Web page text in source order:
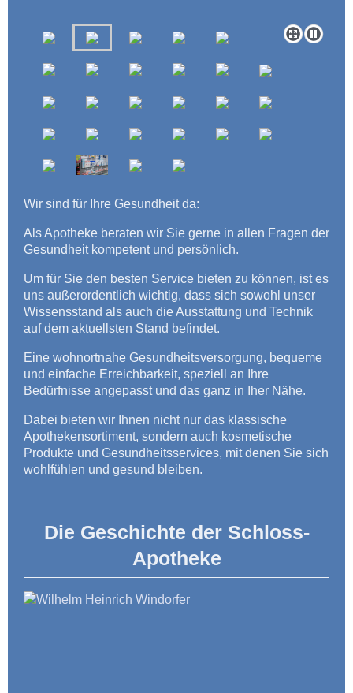
Wir sind für Ihre Gesundheit da:
Als Apotheke beraten wir Sie gerne in allen Fragen der
Gesundheit kompetent und persönlich.
Um für Sie den besten Service bieten zu können, ist es
uns außerordentlich wichtig, dass sich sowohl unser
Wissensstand als auch die Ausstattung und Technik
auf dem aktuellsten Stand befindet.
Eine wohnortnahe Gesundheitsversorgung, bequeme
und einfache Erreichbarkeit, speziell an Ihre
Bedürfnisse angepasst und das ganz in Iher Nähe.
Dabei bieten wir Ihnen nicht nur das klassische
Apothekensortiment, sondern auch kosmetische
Produkte und Gesundheitsservices, mit denen Sie sich
wohlfühlen und gesund bleiben.
Die Geschichte der Schloss-
Apotheke